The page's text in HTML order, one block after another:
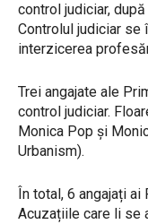
control judiciar,
Controlul judiciar
interzicerea
Trei angajate ale
control judiciar.
Monica Pop și
Urbanism).
În total, 6 angajați
Acuzațiile care li se